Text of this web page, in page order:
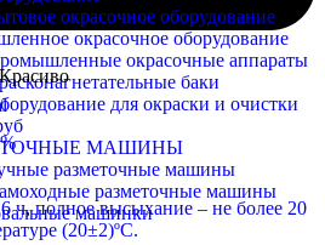
окрасочное оборудование
окрасочное оборудование
окрасочные аппараты
баки
для окраски и очистки
МАШИНЫ
разметочные машины
разметочные машины
машинки
ч,полное высыхание – не более 20
(20±2)ºС.